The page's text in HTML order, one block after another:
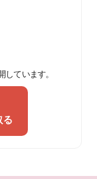
ています。
る